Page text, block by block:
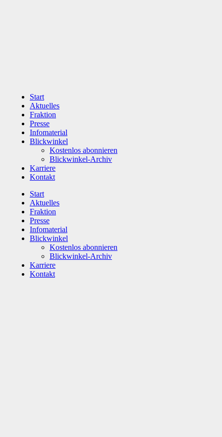
Start
Aktuelles
Fraktion
Presse
Infomaterial
Blickwinkel
Kostenlos abonnieren
Blickwinkel-Archiv
Karriere
Kontakt
Start
Aktuelles
Fraktion
Presse
Infomaterial
Blickwinkel
Kostenlos abonnieren
Blickwinkel-Archiv
Karriere
Kontakt